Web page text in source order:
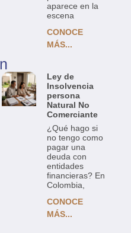
aparece en la
escena
CONOCE
MÁS...
Ley de
Insolvencia
persona
Natural No
Comerciante
¿Qué hago si
no tengo como
pagar una
deuda con
entidades
financieras? En
Colombia,
CONOCE
MÁS...